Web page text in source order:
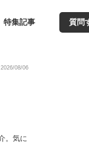
特集記事 質問
08/06
。気に